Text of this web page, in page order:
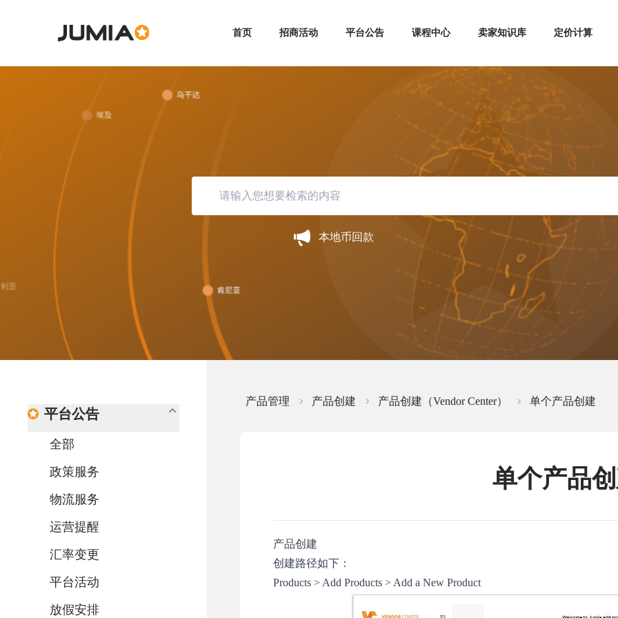
首页 招商活动 平台公告 课程中心 卖家知识库 定价计算
本地币回款
海外仓退货/弃货流程
平台公告
全部
政策服务
物流服务
运营提醒
汇率变更
平台活动
放假安排
产品管理 产品创建 产品创建（Vendor Center） 单个产品创建
单个产品
产品创建
创建路径如下：
Products > Add Products > Add a New Product